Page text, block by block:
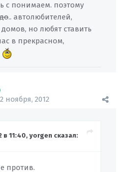
с понимаем. поэтому
.. автолюбителей,
но любят ставить
в прекрасном,
2 ноября, 2012
в 11:40, yorgen сказал:
против.